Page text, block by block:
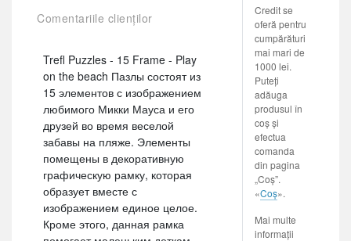
Comentariile clienților
Trefl Puzzles - 15 Frame - Play
on the beach Пазлы состоят из
15 элементов с изображением
любимого Микки Мауса и его
друзей во время веселой
забавы на пляже. Элементы
помещены в декоративную
графическую рамку, которая
образует вместе с
изображением единое целое.
Кроме этого, данная рамка
Credit se
oferă pentru
cumpărături
mai mari de
1000 lei.
Puteți
adăuga
produsul în
coș și
efectua
comanda
din pagina
„Coș”.
«Coș».
Mai multe
informații